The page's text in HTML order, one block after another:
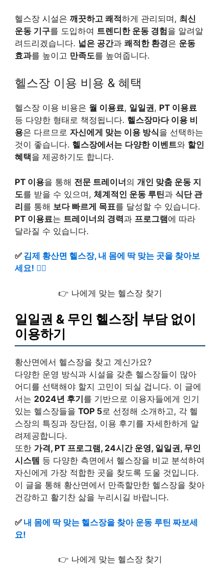
헬스장 시설은 깨끗하고 쾌적하게 관리되며, 최신
운동 기구를 도입하여 트렌디한 운동 경험을 알려알
려드리겠습니다. 넓은 공간과 쾌적한 환경은 운동
효과를 높이고 만족도를 높여줍니다.
헬스장 이용 비용 & 혜택
헬스장 이용 비용은 월 이용료, 일일권, PT 이용료
등 다양한 형태로 책정됩니다. 헬스장마다 이용 비
용은 다르므로 자신에게 맞는 이용 방식을 선택하는
것이 좋습니다. 헬스장에서는 다양한 이벤트와 할인
혜택을 제공하기도 합니다.
PT 이용을 통해 전문 트레이너의 개인 맞춤 운동 지
도를 받을 수 있으며, 체계적인 운동 루틴과 식단 관
리를 통해 보다 빠르게 목표를 달성할 수 있습니다.
PT 이용료는 트레이너의 경력과 프로그램에 따라
달라질 수 있습니다.
✅ 김제 황산면 헬스장, 내 몸에 딱 맞는 곳을 찾아보
세요! 🏋️‍♀️
👉 나에게 맞는 헬스장 찾기
일일권 & 무인 헬스장| 부담 없이
이용하기
황산면에서 헬스장을 찾고 계신가요?
다양한 운영 방식과 시설을 갖춘 헬스장들이 많아
어디를 선택해야 할지 고민이 되실 겁니다. 이 글에
서는 2024년 후기 를 기반으로 이용자들에게 인기
있는 헬스장들을 TOP 5로 선정해 소개하고, 각 헬
스장의 특징과 장단점, 이용 후기를 자세한하게 알
려제공합니다.
또한 가격, PT 프로그램, 24시간 운영, 일일권, 무인
시스템 등 다양한 측면에서 헬스장을 비교 분석하여
자신에게 가장 적합한 곳을 찾도록 도울 것입니다.
이 글을 통해 황산면에서 만족할만한 헬스장을 찾아
건강하고 활기찬 삶을 누리시길 바랍니다.
✅ 내 몸에 딱 맞는 헬스장을 찾아 운동 루틴 짜보세
요!
👉 나에게 맞는 헬스장 찾기